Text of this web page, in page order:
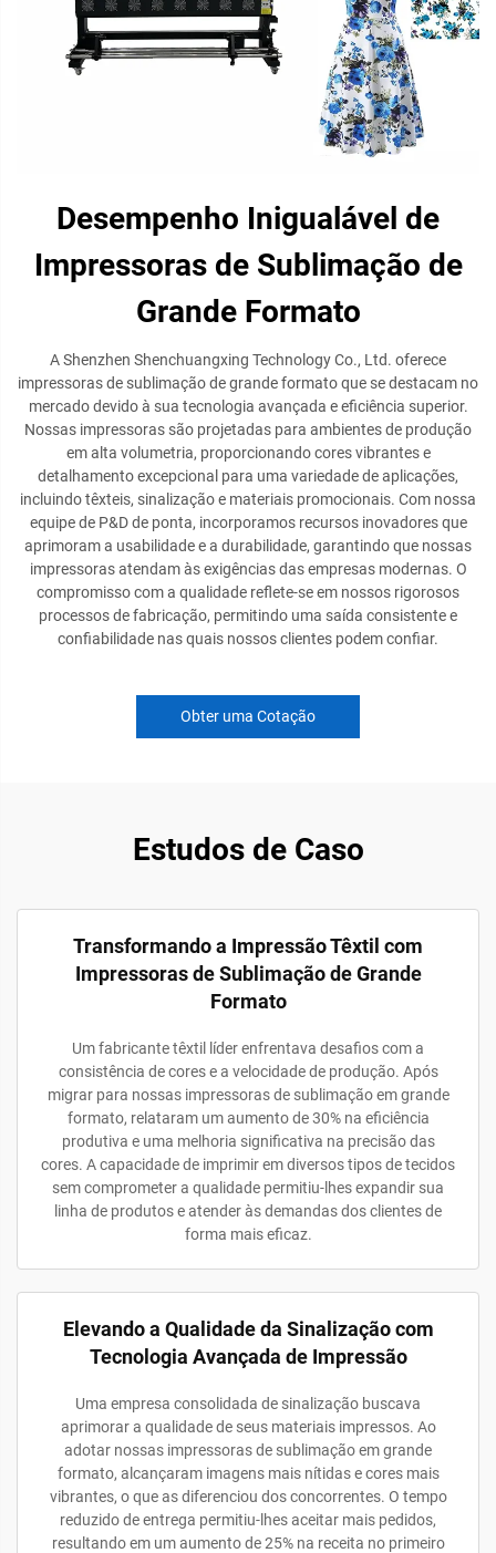
Desempenho Inigualável de
Impressoras de Sublimação de
Grande Formato
A Shenzhen Shenchuangxing Technology Co., Ltd. oferece
impressoras de sublimação de grande formato que se destacam no
mercado devido à sua tecnologia avançada e eficiência superior.
Nossas impressoras são projetadas para ambientes de produção
em alta volumetria, proporcionando cores vibrantes e
detalhamento excepcional para uma variedade de aplicações,
incluindo têxteis, sinalização e materiais promocionais. Com nossa
equipe de P&D de ponta, incorporamos recursos inovadores que
aprimoram a usabilidade e a durabilidade, garantindo que nossas
impressoras atendam às exigências das empresas modernas. O
compromisso com a qualidade reflete-se em nossos rigorosos
processos de fabricação, permitindo uma saída consistente e
confiabilidade nas quais nossos clientes podem confiar.
Obter uma Cotação
Estudos de Caso
Transformando a Impressão Têxtil com
Impressoras de Sublimação de Grande
Formato
Um fabricante têxtil líder enfrentava desafios com a
consistência de cores e a velocidade de produção. Após
migrar para nossas impressoras de sublimação em grande
formato, relataram um aumento de 30% na eficiência
produtiva e uma melhoria significativa na precisão das
cores. A capacidade de imprimir em diversos tipos de tecidos
sem comprometer a qualidade permitiu-lhes expandir sua
linha de produtos e atender às demandas dos clientes de
forma mais eficaz.
Elevando a Qualidade da Sinalização com
Tecnologia Avançada de Impressão
Uma empresa consolidada de sinalização buscava
aprimorar a qualidade de seus materiais impressos. Ao
adotar nossas impressoras de sublimação em grande
formato, alcançaram imagens mais nítidas e cores mais
vibrantes, o que as diferenciou dos concorrentes. O tempo
reduzido de entrega permitiu-lhes aceitar mais pedidos,
resultando em um aumento de 25% na receita no primeiro